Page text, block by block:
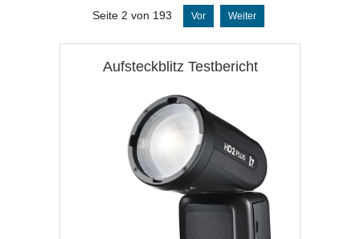
Seite 2 von 193 Vor Weiter
Aufsteckblitz Testbericht